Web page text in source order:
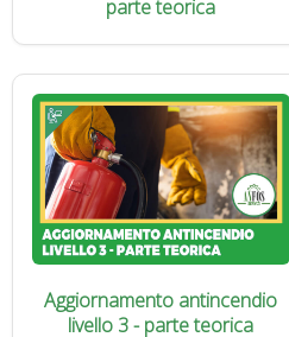
parte teorica
Aggiornamento antincendio
livello 3 - parte teorica